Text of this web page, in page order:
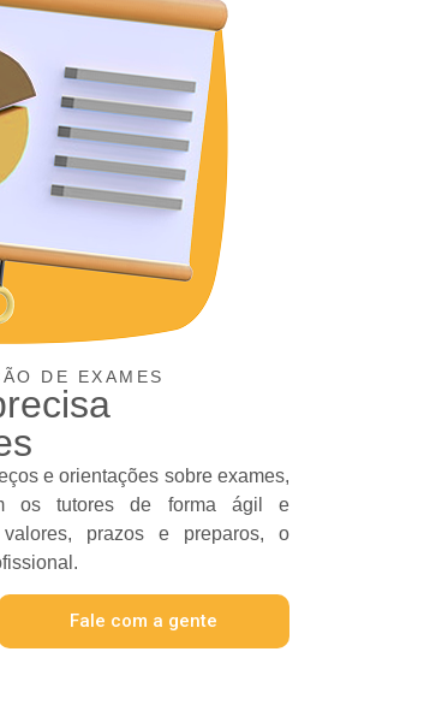
DE EXAMES
e orientações sobre exames,
os tutores de forma ágil e
prazos e preparos, o
Fale com a gente